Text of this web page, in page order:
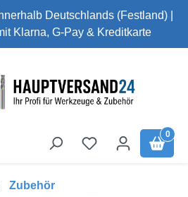
Deutschlands (Festland) |
Klarna, G-Pay & Kreditkarte
0
Zubehör